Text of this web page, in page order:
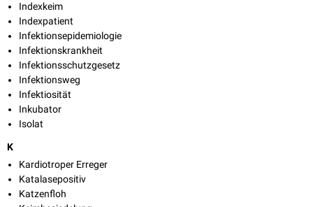
Indexkeim
Indexpatient
Infektionsepidemiologie
Infektionskrankheit
Infektionsschutzgesetz
Infektionsweg
Infektiosität
Inkubator
Isolat
K
Kardiotroper Erreger
Katalasepositiv
Katzenfloh